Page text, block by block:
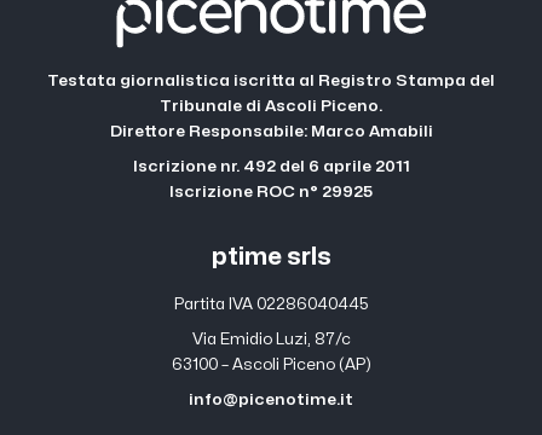
Testata giornalistica iscritta al Registro Stampa del
Tribunale di Ascoli Piceno.
Direttore Responsabile: Marco Amabili
Iscrizione nr. 492 del 6 aprile 2011
Iscrizione ROC n° 29925
ptime srls
Partita IVA 02286040445
Via Emidio Luzi, 87/c
63100 – Ascoli Piceno (AP)
info@picenotime.it